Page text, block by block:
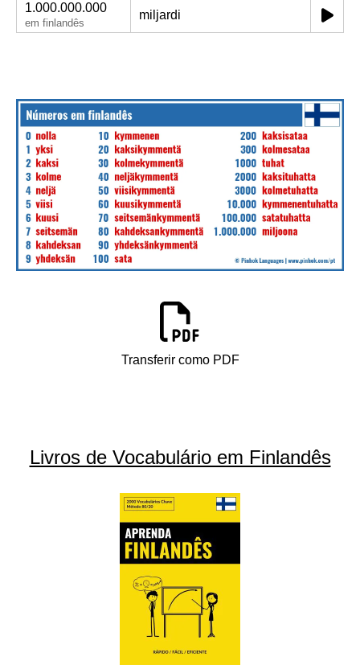
1.000.000.000
em finlandês
miljardi
Transferir como PDF
Livros de Vocabulário em Finlandês